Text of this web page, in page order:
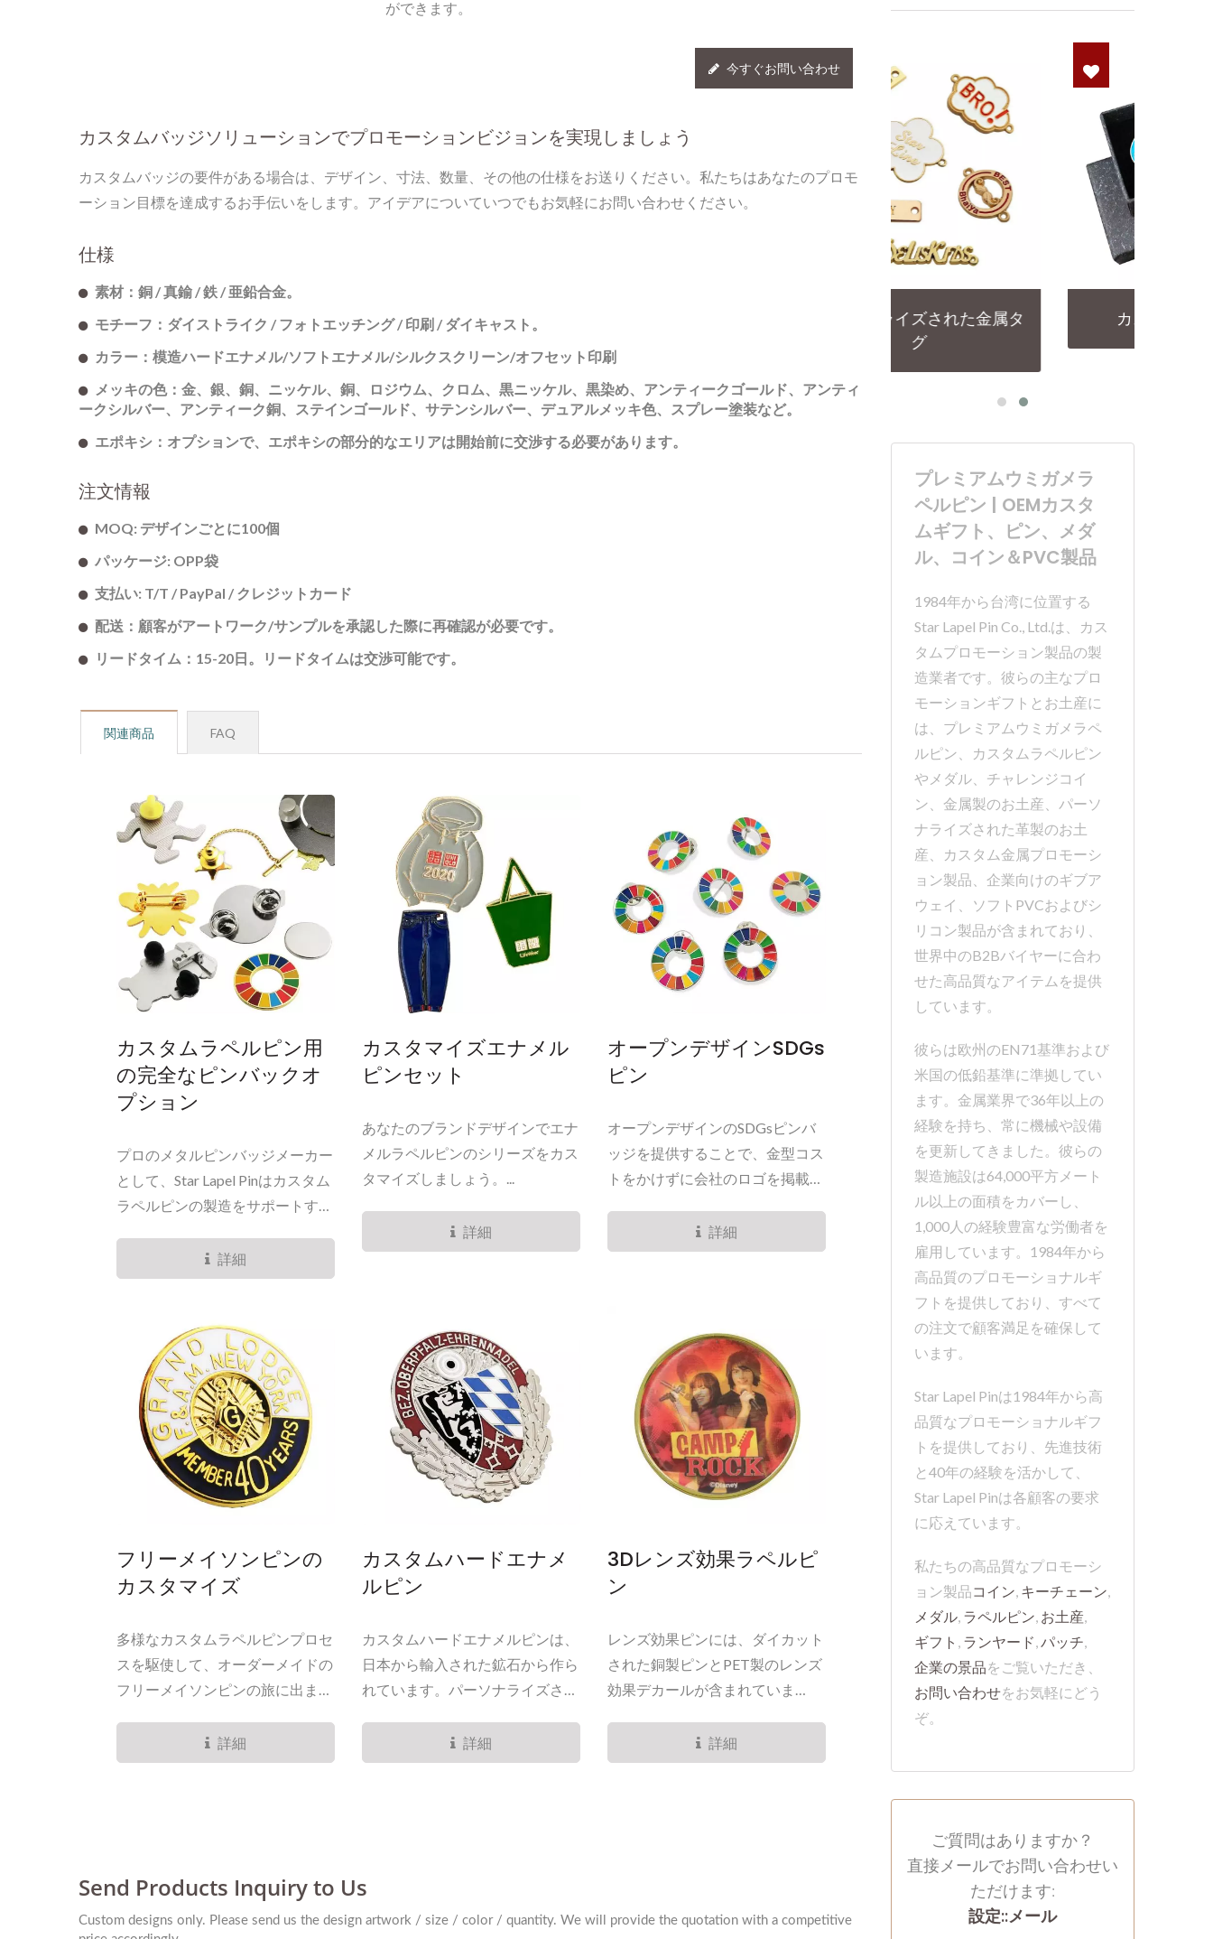
ができます。
今すぐお問い合わせ
カスタムバッジソリューションでプロモーションビジョンを実現しましょう
カスタムバッジの要件がある場合は、デザイン、寸法、数量、その他の仕様をお送りください。私たちはあなたのプロモ
ーション目標を達成するお手伝いをします。アイデアについていつでもお気軽にお問い合わせください。
仕様
素材：銅 / 真鍮 / 鉄 / 亜鉛合金。
モチーフ：ダイストライク / フォトエッチング / 印刷 / ダイキャスト。
カラー：模造ハードエナメル/ソフトエナメル/シルクスクリーン/オフセット印刷
メッキの色：金、銀、銅、ニッケル、銅、ロジウム、クロム、黒ニッケル、黒染め、アンティークゴールド、アンティ
ークシルバー、アンティーク銅、ステインゴールド、サテンシルバー、デュアルメッキ色、スプレー塗装など。
エポキシ：オプションで、エポキシの部分的なエリアは開始前に交渉する必要があります。
注文情報
MOQ: デザインごとに100個
パッケージ: OPP袋
支払い: T/T / PayPal / クレジットカード
配送：顧客がアートワーク/サンプルを承認した際に再確認が必要です。
リードタイム：15-20日。リードタイムは交渉可能です。
関連商品 FAQ
カスタムラペルピン用
の完全なピンバックオ
プション
プロのメタルピンバッジメーカー
として、Star Lapel Pinはカスタム
ラペルピンの製造をサポートする
ンの完全なセレクションを提供し
ています。...
詳細
カスタマイズエナメル
ピンセット
あなたのブランドデザインでエナ
メルラペルピンのシリーズをカス
タマイズしましょう。...
詳細
オープンデザインSDGs
ピン
オープンデザインのSDGsピンバ
ッジを提供することで、金型コス
トをかけずに会社のロゴを掲載す
を促進し、国連の持続可能な開発
目標へのコミットメントを誇りを
さは1.4mmです。オプションはソ
フトエナメルまたは焼きエナメル
仕上げがあり、銅または鉄で作ら
れています。持続可能な取り組み
を支援するために、顧客が使用で
きる既製の型が開発されており、
環境に優しくシームレスなカスタ
詳細
フリーメイソンピンの
カスタマイズ
多様なカスタムラペルピンプロセ
スを駆使して、オーダーメイドの
フリーメイソンピンの旅に出まし
ドエナメルのオプションを探求
し、正確な液体カラーの充填が注
複雑さが充填スペースを決定し、
擬似ハードエナメルは複雑なディ
詳細
カスタムハードエナメ
ルピン
カスタムハードエナメルピンは、
日本から輸入された鉱石から作ら
れています。パーソナライズされ
ルカラーを充填することで作成さ
れます。色が混ざらないように、
詳細
3Dレンズ効果ラペルピ
ン
レンズ効果ピンには、ダイカット
された銅製ピンとPET製のレンズ
効果デカールが含まれていま
詳細
パーソナライズされた金属タ
カスタムラペルピン カスタムラペルピン
プレミアムウミガメラ
ペルピン | OEMカスタ
ムギフト、ピン、メダ
ル、コイン＆PVC製品
1984年から台湾に位置する
Star Lapel Pin Co., Ltd.は、カス
タムプロモーション製品の製
造業者です。彼らの主なプロ
モーションギフトとお土産に
は、プレミアムウミガメラペ
ルピン、カスタムラペルピン
やメダル、チャレンジコイ
ン、金属製のお土産、パーソ
ナライズされた革製のお土
産、カスタム金属プロモーシ
ョン製品、企業向けのギブア
ウェイ、ソフトPVCおよびシ
リコン製品が含まれており、
世界中のB2Bバイヤーに合わ
せた高品質なアイテムを提供
しています。
彼らは欧州のEN71基準および
米国の低鉛基準に準拠してい
ます。金属業界で36年以上の
経験を持ち、常に機械や設備
を更新してきました。彼らの
製造施設は64,000平方メート
ル以上の面積をカバーし、
1,000人の経験豊富な労働者を
雇用しています。1984年から
高品質のプロモーショナルギ
フトを提供しており、すべて
の注文で顧客満足を確保して
います。
Star Lapel Pinは1984年から高
品質なプロモーショナルギフ
トを提供しており、先進技術
と40年の経験を活かして、
Star Lapel Pinは各顧客の要求
に応えています。
私たちの高品質なプロモーシ
ョン製品コイン, キーチェーン,
メダル, ラペルピン, お土産,
ギフト , ランヤード,パッチ,
企業の景品をご覧いただき、
お問い合わせをお気軽にどう
ぞ。
ご質問はありますか？
直接メールでお問い合わせい
ただけます:
設定::メール